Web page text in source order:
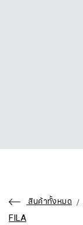
สินค้าทั้งหมด
FILA